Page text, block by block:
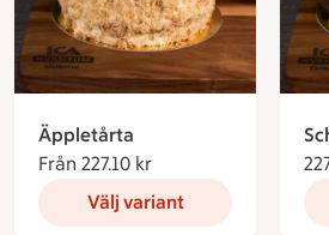
Äppletårta
Från 227.10 kr Från 227.10 kronor
Välj variant